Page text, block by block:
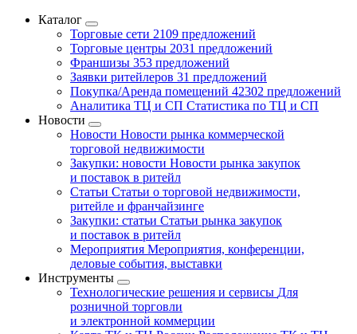
Каталог
Торговые сети 2109 предложений
Торговые центры 2031 предложений
Франшизы 353 предложений
Заявки ритейлеров 31 предложений
Покупка/Аренда помещений 42302 предложений
Аналитика ТЦ и СП Статистика по ТЦ и СП
Новости
Новости Новости рынка коммерческой
торговой недвижимости
Закупки: новости Новости рынка закупок
и поставок в ритейл
Статьи Статьи о торговой недвижимости,
ритейле и франчайзинге
Закупки: статьи Статьи рынка закупок
и поставок в ритейл
Мероприятия Мероприятия, конференции,
деловые события, выставки
Инструменты
Технологические решения и сервисы Для
розничной торговли
и электронной коммерции